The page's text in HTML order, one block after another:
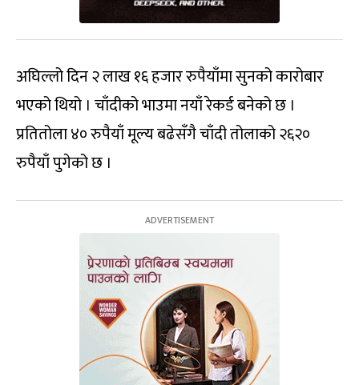
अघिल्लो दिन २ लाख १६ हजार रुपैयाँमा सुनको कारोबार
भएको थियो । चाँदीको भाउमा नयाँ रेकर्ड बनेको छ ।
प्रतितोला ४० रुपैयाँ मूल्य बढेसँगै चाँदी तोलाको २६२०
रुपैयाँ पुगेको छ ।